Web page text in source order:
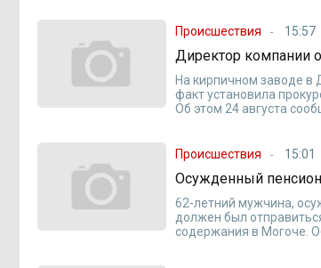
Происшествия 15:57
Директор компании
На кирпичном заводе в
факт установила
Об этом 24 августа
Происшествия 15:01
Осужденный
62-летний мужчина,
должен был
содержания в Могоче.